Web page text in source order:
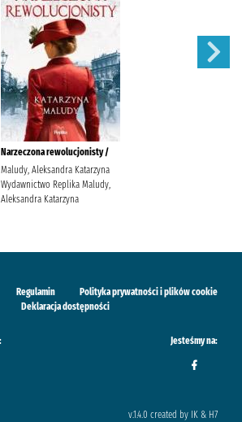
Narzeczona rewolucjonisty /
Maludy, Aleksandra Katarzyna
Wydawnictwo Replika Maludy,
Aleksandra Katarzyna
Regulamin
Polityka prywatności i plików cookie
Deklaracja dostępności
Jesteśmy na:
v.1.4.0 created by IK & H7